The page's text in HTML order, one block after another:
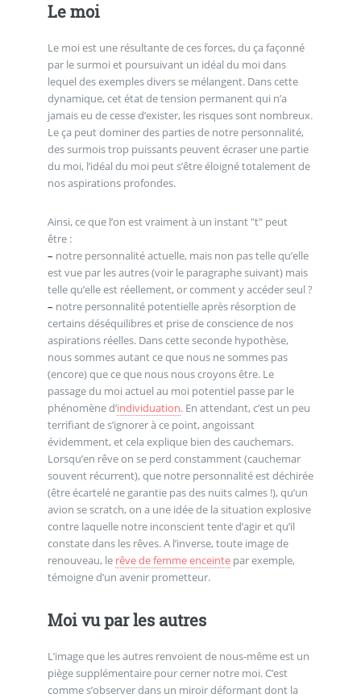
Le moi
Le moi est une résultante de ces forces, du ça façonné
par le surmoi et poursuivant un idéal du moi dans
lequel des exemples divers se mélangent. Dans cette
dynamique, cet état de tension permanent qui n’a
jamais eu de cesse d’exister, les risques sont nombreux.
Le ça peut dominer des parties de notre personnalité,
des surmois trop puissants peuvent écraser une partie
du moi, l’idéal du moi peut s’être éloigné totalement de
nos aspirations profondes.
Ainsi, ce que l’on est vraiment à un instant "t" peut
être :
– notre personnalité actuelle, mais non pas telle qu’elle
est vue par les autres (voir le paragraphe suivant) mais
telle qu’elle est réellement, or comment y accéder seul ?
– notre personnalité potentielle après résorption de
certains déséquilibres et prise de conscience de nos
aspirations réelles. Dans cette seconde hypothèse,
nous sommes autant ce que nous ne sommes pas
(encore) que ce que nous nous croyons être. Le
passage du moi actuel au moi potentiel passe par le
phénomène d’individuation. En attendant, c’est un peu
terrifiant de s’ignorer à ce point, angoissant
évidemment, et cela explique bien des cauchemars.
Lorsqu’en rêve on se perd constamment (cauchemar
souvent récurrent), que notre personnalité est déchirée
(être écartelé ne garantie pas des nuits calmes !), qu’un
avion se scratch, on a une idée de la situation explosive
contre laquelle notre inconscient tente d’agir et qu’il
constate dans les rêves. A l’inverse, toute image de
renouveau, le rêve de femme enceintepar exemple,
témoigne d’un avenir prometteur.
Moi vu par les autres
L’image que les autres renvoient de nous-même est un
piège supplémentaire pour cerner notre moi. C’est
comme s’observer dans un miroir déformant dont la